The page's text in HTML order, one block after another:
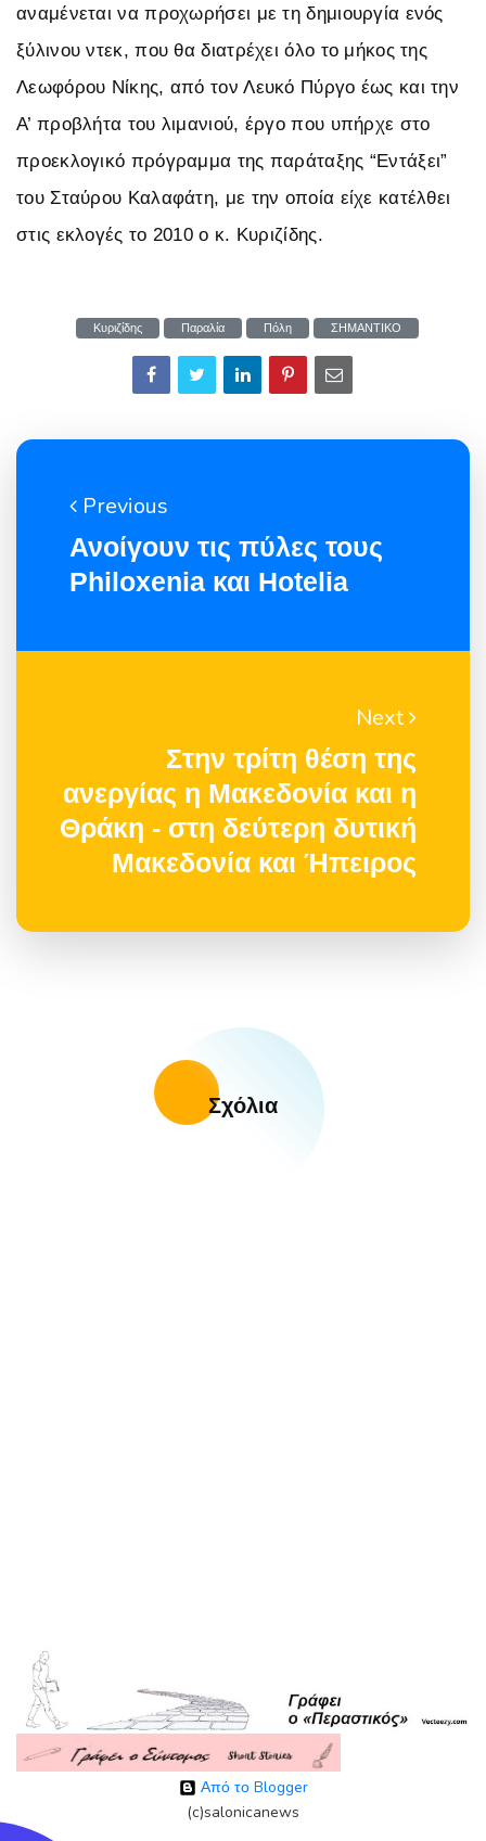
αναμένεται να προχωρήσει με τη δημιουργία ενός
ξύλινου ντεκ, που θα διατρέχει όλο το μήκος της
Λεωφόρου Νίκης, από τον Λευκό Πύργο έως και την
Α’ προβλήτα του λιμανιού, έργο που υπήρχε στο
προεκλογικό πρόγραμμα της παράταξης “Εντάξει”
του Σταύρου Καλαφάτη, με την οποία είχε κατέλθει
στις εκλογές το 2010 ο κ. Κυριζίδης.
Κυριζίδης Παραλία Πόλη ΣΗΜΑΝΤΙΚΟ
Previous
Ανοίγουν τις πύλες τους
Philoxenia και Hotelia
Next
Στην τρίτη θέση της
ανεργίας η Μακεδονία και η
Θράκη - στη δεύτερη δυτική
Μακεδονία και Ήπειρος
Σχόλια
Από το Blogger
(c)salonicanews